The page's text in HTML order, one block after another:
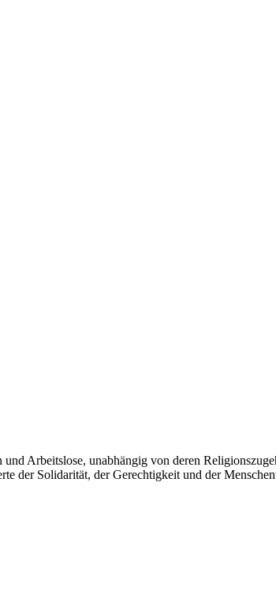
Arbeitslose, unabhängig von deren
der Solidarität, der Gerechtigkeit und der